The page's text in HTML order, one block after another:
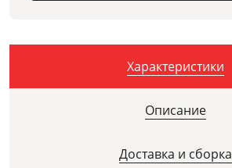
Характеристики
Описание
Доставка и сборка